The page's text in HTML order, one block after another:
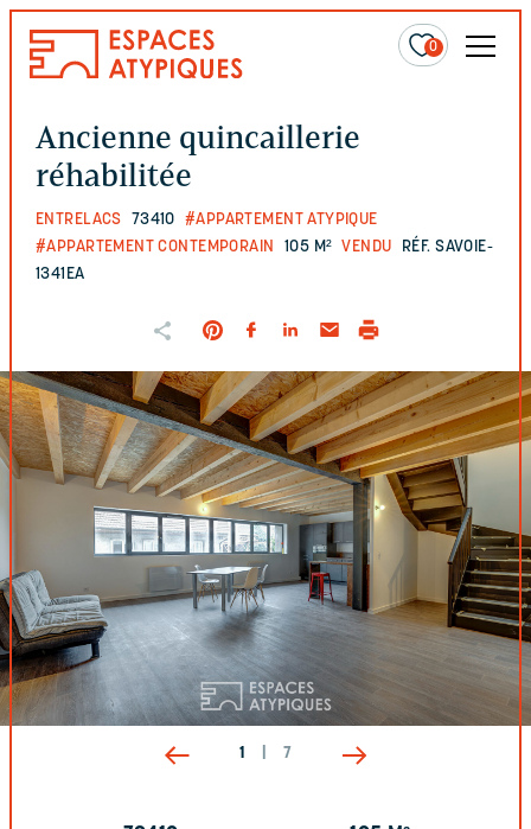
0
Ancienne quincaillerie
réhabilitée
ENTRELACS 73410 #APPARTEMENT ATYPIQUE
#APPARTEMENT CONTEMPORAIN
105 M² VENDU
RÉF. SAVOIE-
1341EA
1 7